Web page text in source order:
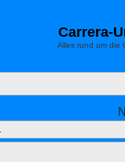
Carrera-
Alles rund um die